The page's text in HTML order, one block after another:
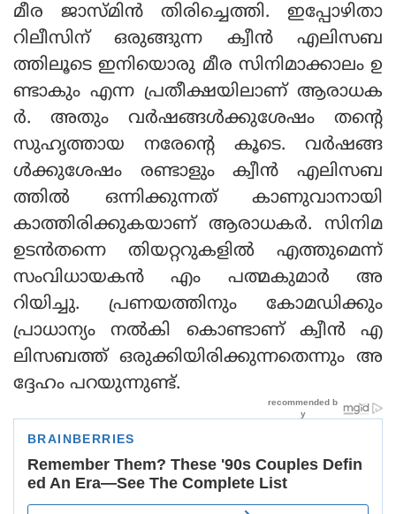
മീര ജാസ്മിന്‍ തിരിച്ചെത്തി. ഇപ്പോഴിതാ
റിലീസിന് ഒരുങ്ങുന്ന ക്വീന്‍ എലിസബ
ത്തിലൂടെ ഇനിയൊരു മീര സിനിമാക്കാലം ഉ
ണ്ടാകും എന്ന പ്രതീക്ഷയിലാണ് ആരാധക
ര്‍. അതും വര്‍ഷങ്ങള്‍ക്കുശേഷം തന്റെ
സുഹൃത്തായ നരേന്റെ കൂടെ. വര്‍ഷങ്ങ
ള്‍ക്കുശേഷം രണ്ടാളും ക്വീന്‍ എലിസബ
ത്തില്‍ ഒന്നിക്കുന്നത് കാണുവാനായി
കാത്തിരിക്കുകയാണ് ആരാധകര്‍. സിനിമ
ഉടന്‍തന്നെ തിയറ്ററുകളില്‍ എത്തുമെന്ന്
സംവിധായകന്‍ എം പത്മകുമാര്‍ അ
റിയിച്ചു. പ്രണയത്തിനും കോമഡിക്കും
പ്രാധാന്യം നല്‍കി കൊണ്ടാണ് ക്വീന്‍ എ
ലിസബത്ത് ഒരുക്കിയിരിക്കുന്നതെന്നും അ
ദ്ദേഹം പറയുന്നുണ്ട്.